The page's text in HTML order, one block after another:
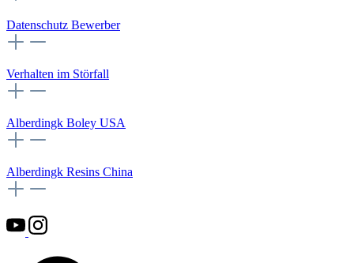
Datenschutz Bewerber
Verhalten im Störfall
Alberdingk Boley USA
Alberdingk Resins China